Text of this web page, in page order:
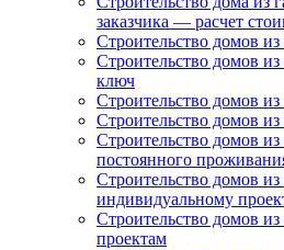
заказчика — расчет
Строительство домов
Строительство домов
ключ
Строительство домов из
Строительство домов из
Строительство домов из
постоянного
Строительство домов из
индивидуальному
Строительство домов
проектам